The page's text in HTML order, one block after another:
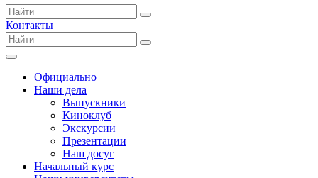
Контакты
Официально
Наши дела
Выпускники
Киноклуб
Экскурсии
Презентации
Наш досуг
Начальный курс